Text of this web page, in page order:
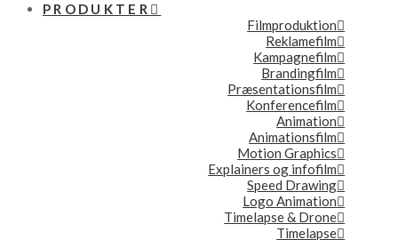
PRODUKTER
Filmproduktion
Reklamefilm
Kampagnefilm
Brandingfilm
Præsentationsfilm
Konferencefilm
Animation
Animationsfilm
Motion Graphics
Explainers og infofilm
Speed Drawing
Logo Animation
Timelapse & Drone
Timelapse